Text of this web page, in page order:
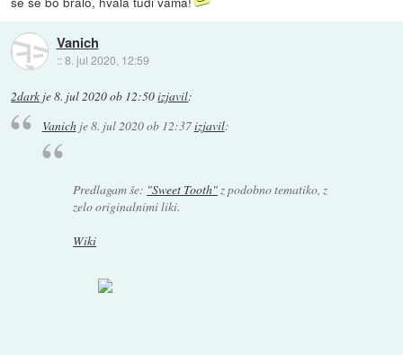
Vanich
::8. jul 2020, 12:59
2dark je8. jul 2020 ob 12:50izjavil:
Vanichje8. jul 2020 ob 12:37izjavil:
Predlagam še: "Sweet Tooth"z podobno tematiko, z
zelo originalnimi liki.
Wiki